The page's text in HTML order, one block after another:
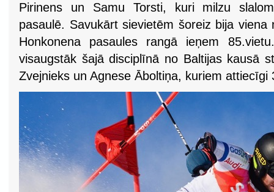
Pirinens un Samu Torsti, kuri milzu
pasaulē. Savukārt sievietēm šoreiz bija
Honkonena pasaules rangā ieņem
visaugstāk šajā disciplīnā no Baltijas kausā
Zvejnieks un Agnese Āboltiņa, kuriem attiecīgi